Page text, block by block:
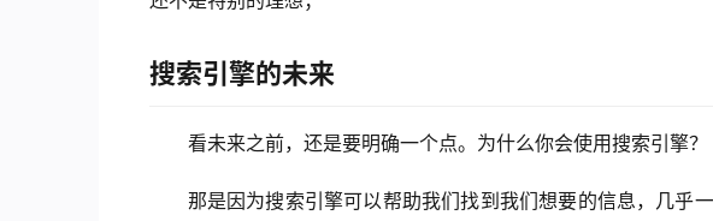
搜索引擎的未来
看未来之前，还是要明确一个点。为什么你会使用搜索引擎？
那是因为搜索引擎可以帮助我们找到我们想要的信息，几乎